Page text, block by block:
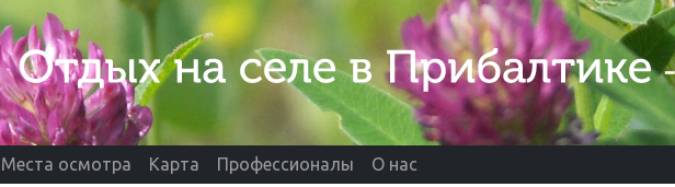
Места осмотра Карта Профессионалы О нас